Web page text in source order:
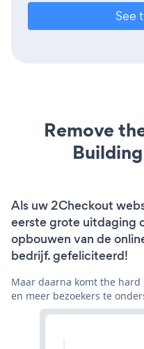
See
Remove
Als uw 2Checkout
eerste grote uitdaging
opbouwen van de
bedrijf. gefeliciteerd!
Maar daarna komt the
en meer bezoekers te